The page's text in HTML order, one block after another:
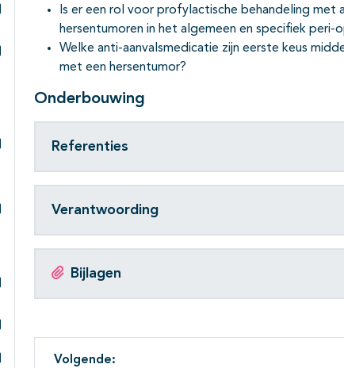
Subpagina's open- en dichtklappen
Subpagina's open- en dichtklappen
Subpagina's open- en dichtklappen
Is er een rol voor profylactische behandeling met
hersentumoren in het algemeen en specifiek peri-
Welke anti-aanvalsmedicatie zijn eerste keus
met een hersentumor?
Onderbouwing
Referenties
Verantwoording
Bijlagen
Volgende: